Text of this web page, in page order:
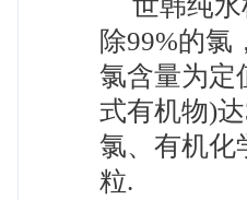
世韩纯水
除99%的氯
氯含量为定
式有机物)
氯、有机化
粒.